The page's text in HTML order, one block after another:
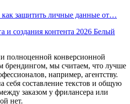
как защитить личные данные от…
и создания контента 2026 Белый
полноценной конверсионной
брендингом, мы считаем, что лучше
например, агентству.
себя составление текстов и общую
заказом у фрилансера или
нет.